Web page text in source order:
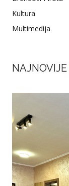
Kultura
Multimedija
NAJNOVIJE